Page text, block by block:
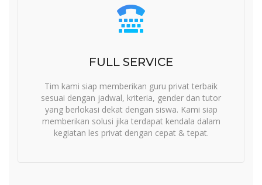
FULL SERVICE
Tim kami siap memberikan guru privat terbaik
sesuai dengan jadwal, kriteria, gender dan tutor
yang berlokasi dekat dengan siswa. Kami siap
memberikan solusi jika terdapat kendala dalam
kegiatan les privat dengan cepat & tepat.